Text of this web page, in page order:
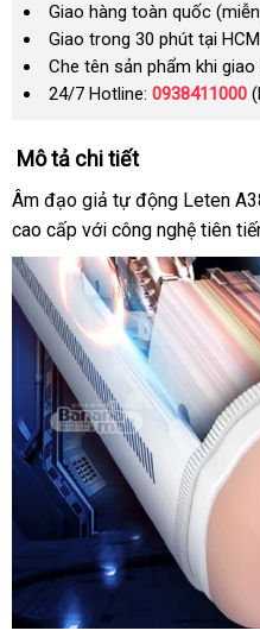
Giao hàng toàn quốc
Giao trong 30 phút tại
Che tên sản phẩm khi giao
24/7 Hotline: 0938411000
Mô tả chi tiết
Âm đạo giả tự động Leten
cao cấp với công nghệ tiên